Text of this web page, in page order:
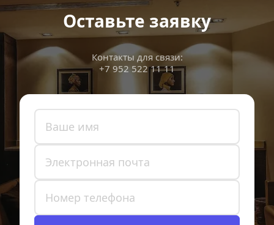
Оставьте заявку
Контакты для связи:
+7 952 522 11 11